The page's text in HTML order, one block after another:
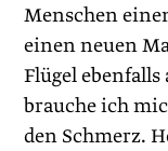
Menschen
einen neuen
Flügel
brauche ich
den Schmerz.